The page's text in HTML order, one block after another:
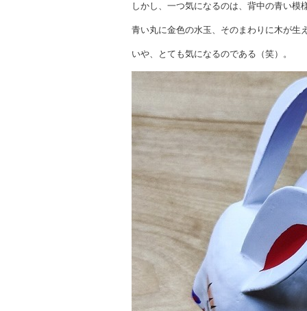
しかし、一つ気になるのは、背中の青い模
青い丸に金色の水玉、そのまわりに木が生
いや、とても気になるのである（笑）。